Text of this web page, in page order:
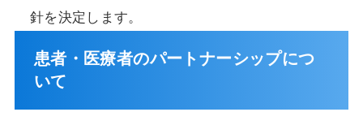
針を決定します。
患者・医療者のパートナーシップにつ
いて